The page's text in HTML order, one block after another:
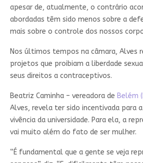
apesar de, atualmente, o contrário
abordadas têm sido menos sobre a
mais sobre o controle dos nossos
Nos últimos tempos na câmara,
projetos que proibiam a liberdade
seus direitos a contraceptivos.
Beatriz Caminha – vereadora de Belém
Alves, revela ter sido incentivada para
vivência da universidade. Para ela, a
vai muito além do fato de ser mulher.
“É fundamental que a gente se veja